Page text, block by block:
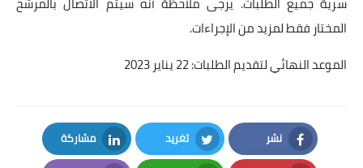
المختار فقط لمزيد من الإجراءات.
الموعد النهائي لتقديم الطلبات: 22 يناير 2023
نشر
Facebook
تغريد
Twitter
مشاركة
LinkedIn